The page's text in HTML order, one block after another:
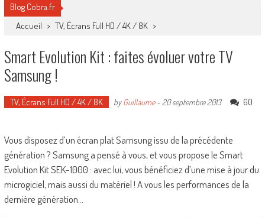
Blog Cobra.fr
Accueil > TV, Écrans Full HD / 4K / 8K >
Smart Evolution Kit : faites évoluer votre TV
Samsung !
TV, Écrans Full HD / 4K / 8K byGuillaume- 20 septembre 2013 60
Vous disposez d’un écran plat Samsung issu de la précédente
génération ? Samsung a pensé à vous, et vous propose le Smart
Evolution Kit SEK-1000 : avec lui, vous bénéficiez d’une mise à jour du
microgiciel, mais aussi du matériel ! A vous les performances de la
dernière génération…